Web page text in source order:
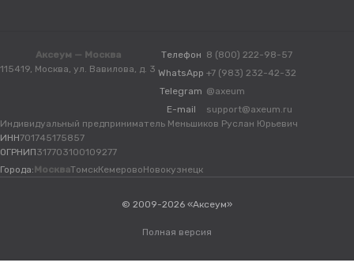
Аксеум — Москва
115419, Москва, ул. Вавилова, д. 3
Телефон 8 (800) 222-98-57
WhatsApp +7 (983) 232-42-32
Telegram @axeum
E-mail
support@axeum.ru
Индивидуальный предприниматель Меньшиков Руслан Юрьевич
ИНН701745175857
ОГРНИП317703100109277
Города: МоскваТомскКемеровоНовокузнецк
© 2009-2026 «Аксеум»
Полная версия